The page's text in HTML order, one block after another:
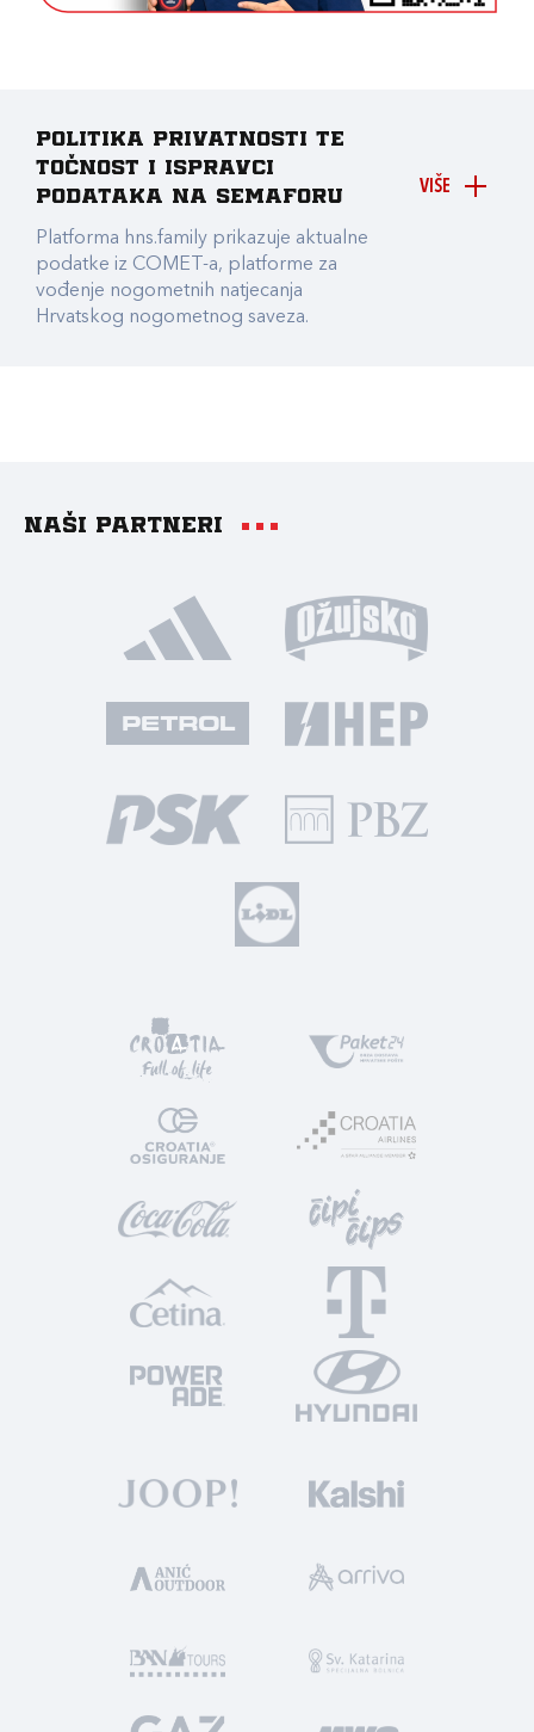
VIŠE
Politika privatnosti te
točnost i ispravci
podataka na Semaforu
Platforma hns.family prikazuje aktualne
podatke iz COMET-a, platforme za
vođenje nogometnih natjecanja
Hrvatskog nogometnog saveza.
Naši partneri